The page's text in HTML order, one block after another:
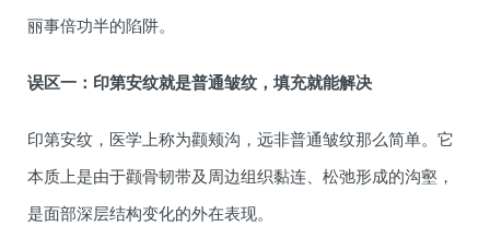
丽事倍功半的陷阱。
误区一：印第安纹就是普通皱纹，填充就能解决
印第安纹，医学上称为颧颊沟，远非普通皱纹那么简单。它
本质上是由于颧骨韧带及周边组织黏连、松弛形成的沟壑，
是面部深层结构变化的外在表现。